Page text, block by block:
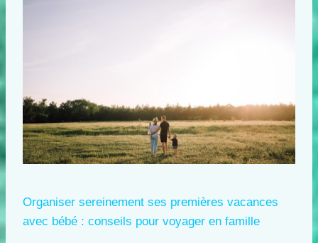
Organiser sereinement ses premières vacances
avec bébé : conseils pour voyager en famille